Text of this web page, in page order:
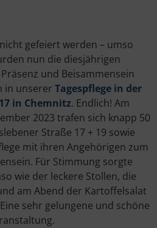
gefeiert werden – umso
nun die diesjährigen
und Beisammensein
in unserer Tagespflege in der
in Chemnitz. Endlich! Am
2023 trafen sich knapp 50
Straße 17 + 19 sowie
mit ihren Angehörigen zum
Für Stimmung sorgte
wie der leckere Stollen, die
am Abend der Kartoffelsalat
sehr gelungene und schöne